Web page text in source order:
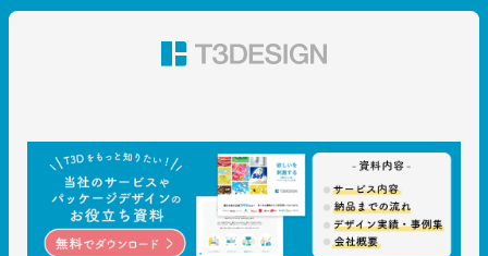
ン 株式会社T3デザイン